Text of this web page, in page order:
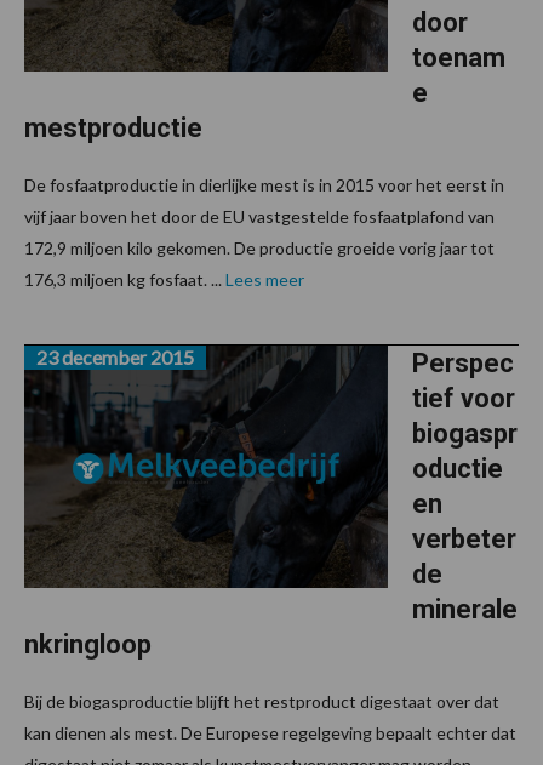
door
toenam
e
mestproductie
De fosfaatproductie in dierlijke mest is in 2015 voor het eerst in
vijf jaar boven het door de EU vastgestelde fosfaatplafond van
172,9 miljoen kilo gekomen. De productie groeide vorig jaar tot
176,3 miljoen kg fosfaat. ... Lees meer
Perspec
tief voor
biogaspr
oductie
en
verbeter
de
minerale
nkringloop
23 december 2015
Bij de biogasproductie blijft het restproduct digestaat over dat
kan dienen als mest. De Europese regelgeving bepaalt echter dat